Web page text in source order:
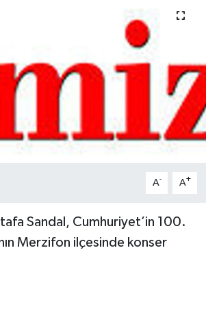
A- A+
Sandal, Cumhuriyet’in 100.
Merzifon ilçesinde konser